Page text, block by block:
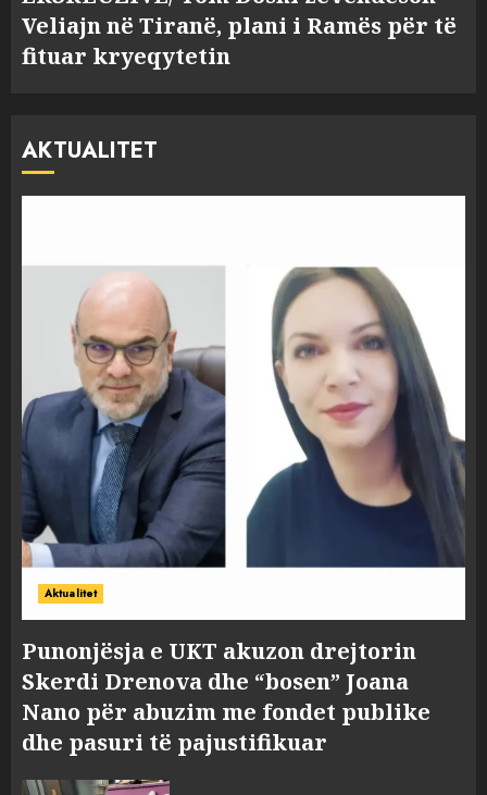
Veliajn në Tiranë, plani i Ramës për të
fituar kryeqytetin
AKTUALITET
Aktualitet
Punonjësja e UKT akuzon drejtorin
Skerdi Drenova dhe “bosen” Joana
Nano për abuzim me fondet publike
dhe pasuri të pajustifikuar